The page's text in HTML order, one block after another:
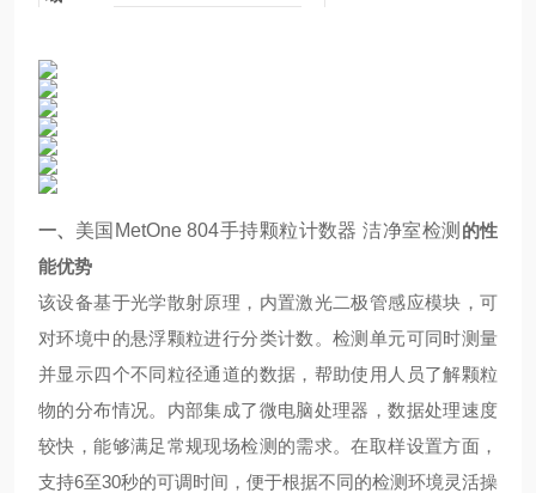
一、 美国MetOne 804手持颗粒计数器 洁净室检测 的性
能优势
该设备基于光学散射原理，内置激光二极管感应模块，可
对环境中的悬浮颗粒进行分类计数。检测单元可同时测量
并显示四个不同粒径通道的数据，帮助使用人员了解颗粒
物的分布情况。内部集成了微电脑处理器，数据处理速度
较快，能够满足常规现场检测的需求。在取样设置方面，
支持6至30秒的可调时间，便于根据不同的检测环境灵活操